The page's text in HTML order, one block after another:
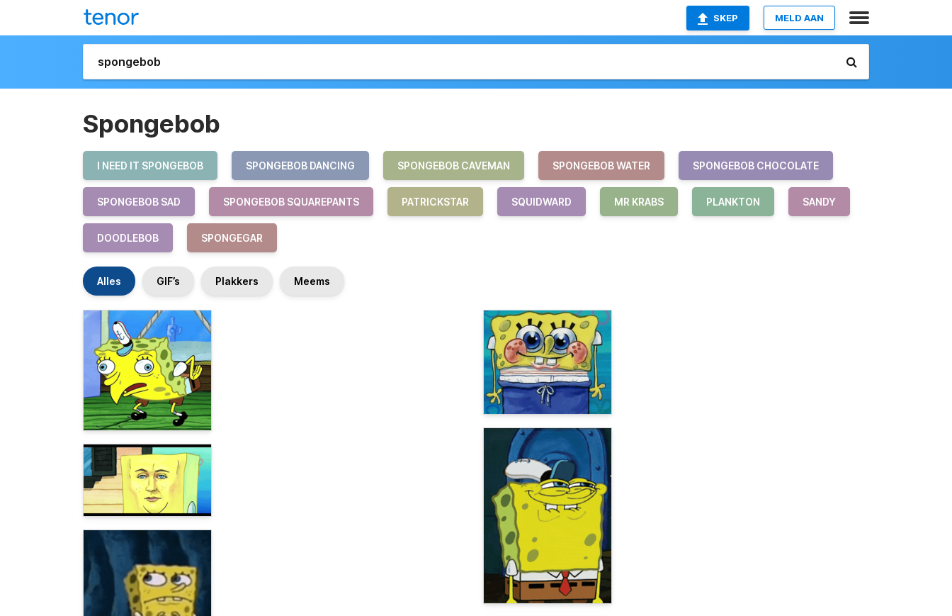
SKEP MELD AAN
Spongebob
I NEED IT SPONGEBOB SPONGEBOB DANCING SPONGEBOB CAVEMAN SPONGEBOB WATER SPONGEBOB CHOCOLATE
SPONGEBOB SAD SPONGEBOB SQUAREPANTS PATRICKSTAR SQUIDWARD MR KRABS PLANKTON SANDY
DOODLEBOB SPONGEGAR
Alles GIF’s Plakkers Meems